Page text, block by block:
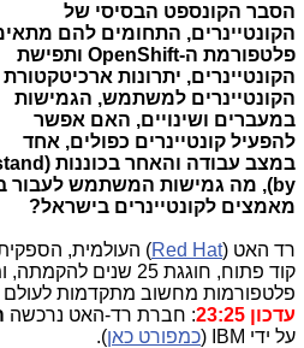
הסבר הקונספט הבסיסי של
הקונטיינרים, התחומים להם
פלטפורמת ה-OpenShift ותפישת
הקונטיינרים, יתרונות ארכיטקטורת
הקונטיינרים למשתמש, הגמישות
במעברים ושינויים, האם אפשר
להפעיל קונטיינרים כפולים, אחד
במצב עבודה והאחר בכוננות (
by), מה גמישות המשתמש לעבור
מאמצים לקונטיינרים בישראל?
רד האט (Red Hat)
העולמית,
קוד פתוח, חוגגת 25
פלטפורמות מחשוב מתקדמות לעולם
עדכון 23:25
: חברת רד-האט נרכשה
על ידי IBM (
כמפורט כאן).